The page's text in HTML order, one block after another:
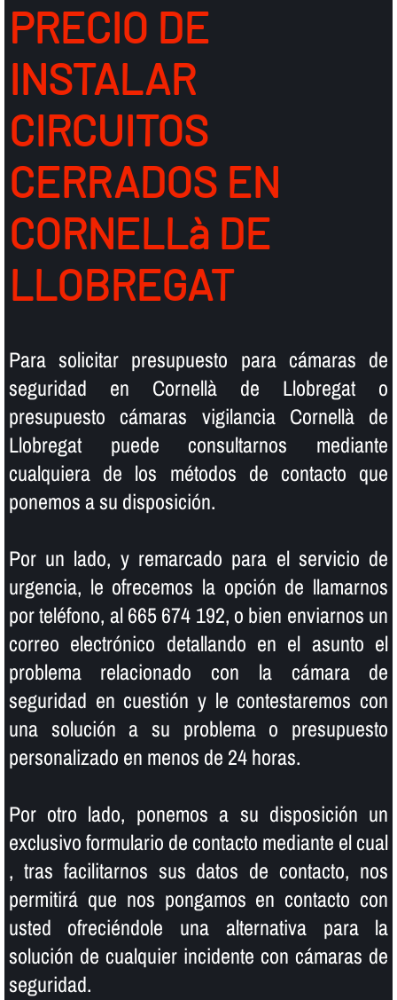
PRECIO DE
INSTALAR
CIRCUITOS
CERRADOS EN
CORNELLà DE
LLOBREGAT
Para solicitar presupuesto para cámaras de
seguridad en Cornellà de Llobregat o
presupuesto cámaras vigilancia Cornellà de
Llobregat puede consultarnos mediante
cualquiera de los métodos de contacto que
ponemos a su disposición.
Por un lado, y remarcado para el servicio de
urgencia, le ofrecemos la opción de llamarnos
por teléfono, al 665 674 192, o bien enviarnos un
correo electrónico detallando en el asunto el
problema relacionado con la cámara de
seguridad en cuestión y le contestaremos con
una solución a su problema o presupuesto
personalizado en menos de 24 horas.
Por otro lado, ponemos a su disposición un
exclusivo formulario de contacto mediante el cual
, tras facilitarnos sus datos de contacto, nos
permitirá que nos pongamos en contacto con
usted ofreciéndole una alternativa para la
solución de cualquier incidente con cámaras de
seguridad.